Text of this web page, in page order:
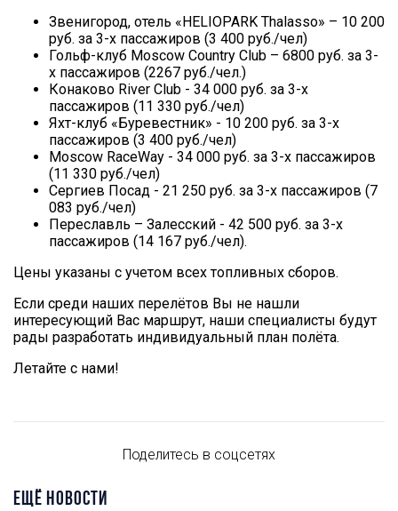
Звенигород, отель «HELIOPARK Thalasso» – 10 200
руб. за 3-х пассажиров (3 400 руб./чел)
Гольф-клуб Moscow Country Club – 6800 руб. за 3-
х пассажиров (2267 руб./чел.)
Конаково River Club - 34 000 руб. за 3-х
пассажиров (11 330 руб./чел)
Яхт-клуб «Буревестник» - 10 200 руб. за 3-х
пассажиров (3 400 руб./чел)
Moscow RaceWay - 34 000 руб. за 3-х пассажиров
(11 330 руб./чел)
Сергиев Посад - 21 250 руб. за 3-х пассажиров (7
083 руб./чел)
Переславль – Залесский - 42 500 руб. за 3-х
пассажиров (14 167 руб./чел).
Цены указаны с учетом всех топливных сборов.
Если среди наших перелётов Вы не нашли
интересующий Вас маршрут, наши специалисты будут
рады разработать индивидуальный план полёта.
Летайте с нами!
Поделитесь в соцсетях
ЕЩЁ НОВОСТИ